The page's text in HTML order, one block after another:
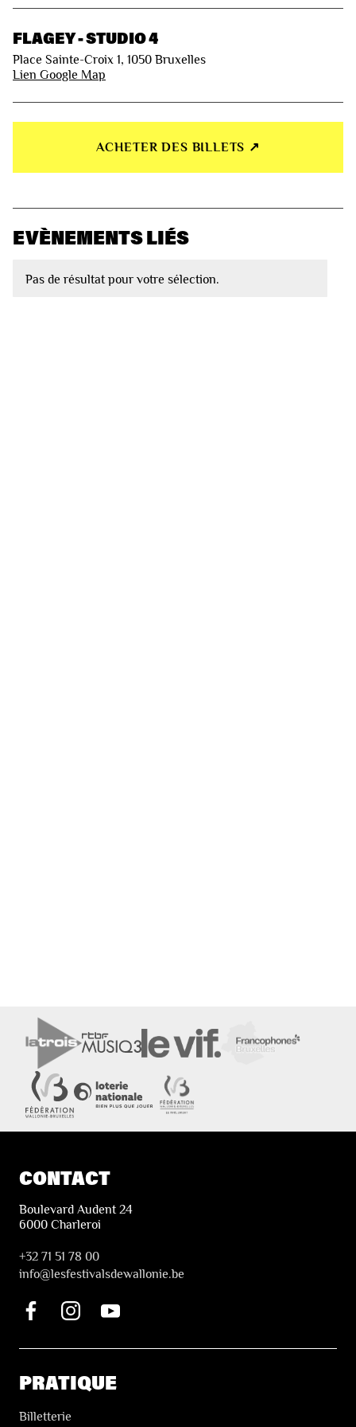
FLAGEY - STUDIO 4
Place Sainte-Croix 1, 1050 Bruxelles
Lien Google Map
ACHETER DES BILLETS ↗︎
EVÈNEMENTS LIÉS
Pas de résultat pour votre sélection.
CONTACT
Boulevard Audent 24
6000 Charleroi
+32 71 51 78 00
info@lesfestivalsdewallonie.be
PRATIQUE
Billetterie